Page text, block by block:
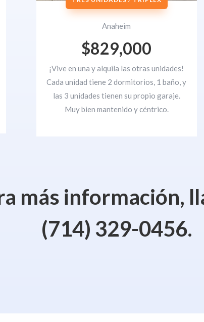
Anaheim
$829,000
¡Vive en una y alquila las otras unidades!
Cada unidad tiene 2 dormitorios, 1 baño, y
las 3 unidades tienen su propio garaje.
Muy bien mantenido y céntrico.
más información,
(714) 329-0456.